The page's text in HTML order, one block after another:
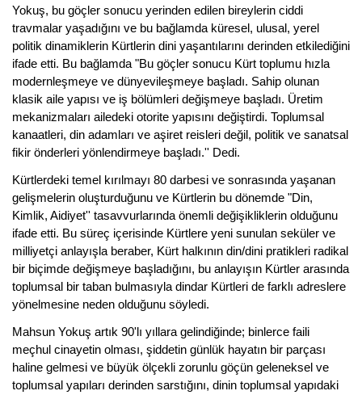
Yokuş, bu göçler sonucu yerinden edilen bireylerin ciddi
travmalar yaşadığını ve bu bağlamda küresel, ulusal, yerel
politik dinamiklerin Kürtlerin dini yaşantılarını derinden etkilediğini
ifade etti. Bu bağlamda "Bu göçler sonucu Kürt toplumu hızla
modernleşmeye ve dünyevileşmeye başladı. Sahip olunan
klasik aile yapısı ve iş bölümleri değişmeye başladı. Üretim
mekanizmaları ailedeki otorite yapısını değiştirdi. Toplumsal
kanaatleri, din adamları ve aşiret reisleri değil, politik ve sanatsal
fikir önderleri yönlendirmeye başladı.'' Dedi.
Kürtlerdeki temel kırılmayı 80 darbesi ve sonrasında yaşanan
gelişmelerin oluşturduğunu ve Kürtlerin bu dönemde "Din,
Kimlik, Aidiyet'' tasavvurlarında önemli değişikliklerin olduğunu
ifade etti. Bu süreç içerisinde Kürtlere yeni sunulan seküler ve
milliyetçi anlayışla beraber, Kürt halkının din/dini pratikleri radikal
bir biçimde değişmeye başladığını, bu anlayışın Kürtler arasında
toplumsal bir taban bulmasıyla dindar Kürtleri de farklı adreslere
yönelmesine neden olduğunu söyledi.
Mahsun Yokuş artık 90'lı yıllara gelindiğinde; binlerce faili
meçhul cinayetin olması, şiddetin günlük hayatın bir parçası
haline gelmesi ve büyük ölçekli zorunlu göçün geleneksel ve
toplumsal yapıları derinden sarstığını, dinin toplumsal yapıdaki